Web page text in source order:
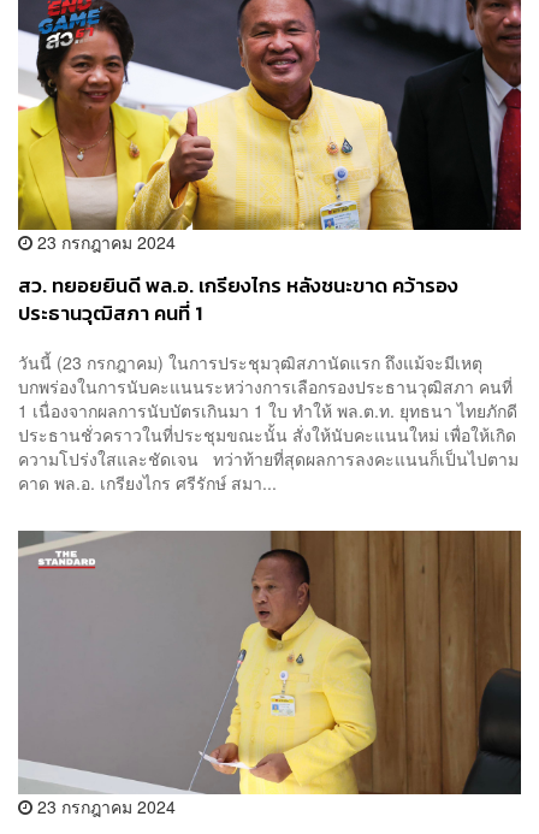
23 กรกฎาคม 2024
สว. ทยอยยินดี พล.อ. เกรียงไกร หลังชนะขาด คว้ารอง
ประธานวุฒิสภา คนที่ 1
วันนี้ (23 กรกฎาคม) ในการประชุมวุฒิสภานัดแรก ถึงแม้จะมีเหตุ
บกพร่องในการนับคะแนนระหว่างการเลือกรองประธานวุฒิสภา คนที่
1 เนื่องจากผลการนับบัตรเกินมา 1 ใบ ทำให้ พล.ต.ท. ยุทธนา ไทยภักดี
ประธานชั่วคราวในที่ประชุมขณะนั้น สั่งให้นับคะแนนใหม่ เพื่อให้เกิด
ความโปร่งใสและชัดเจน ทว่าท้ายที่สุดผลการลงคะแนนก็เป็นไปตาม
คาด พล.อ. เกรียงไกร ศรีรักษ์ สมา...
23 กรกฎาคม 2024